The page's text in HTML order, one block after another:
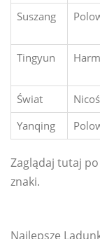
Suszang
Tingyun
Świat
Yanqing
Zaglądaj tutaj
znaki.
Najlepsze